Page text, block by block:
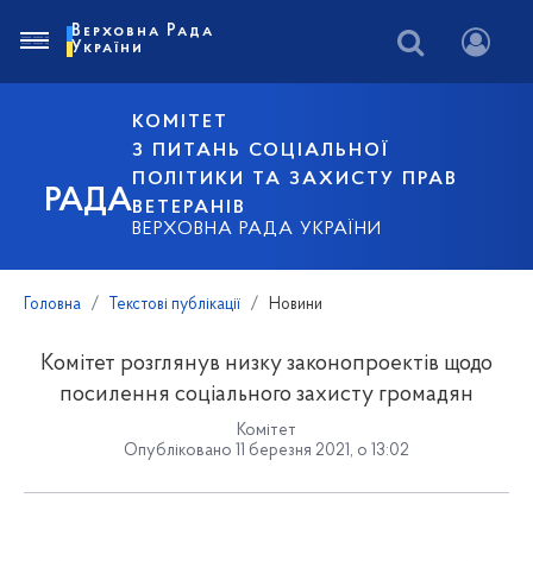
РАДА
КОМІТЕТ
З ПИТАНЬ СОЦІАЛЬНОЇ
ПОЛІТИКИ ТА ЗАХИСТУ ПРАВ
ВЕТЕРАНІВ
ВЕРХОВНА РАДА УКРАЇНИ
Верховна Рада
України
Головна Текстові публікації Новини
Комітет розглянув низку законопроектів щодо
посилення соціального захисту громадян
Комітет
Опубліковано 11 березня 2021, о 13:02